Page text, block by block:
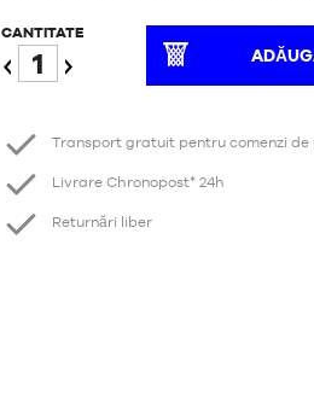
CANTITATE
Transport gratuit pentru comenzi de
Livrare Chronopost* 24h
Returnări liber